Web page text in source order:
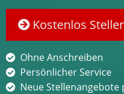
Kostenlos
Ohne Anschreiben
Persönlicher Service
Neue Stellenangebote